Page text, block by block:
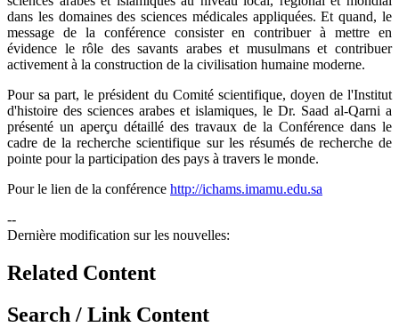
dans les domaines des sciences médicales appliquées. Et quand, le
message de la conférence consister en contribuer à mettre en
évidence le rôle des savants arabes et musulmans et contribuer
activement à la construction de la civilisation humaine moderne.
Pour sa part, le président du Comité scientifique, doyen de l'Institut
d'histoire des sciences arabes et islamiques, le Dr. Saad al-Qarni a
présenté un aperçu détaillé des travaux de la Conférence dans le
cadre de la recherche scientifique sur les résumés de recherche de
pointe pour la participation des pays à travers le monde.
Pour le lien de la conférence http://ichams.imamu.edu.sa
--
Dernière modification sur les nouvelles:
Related Content
Search / Link Content